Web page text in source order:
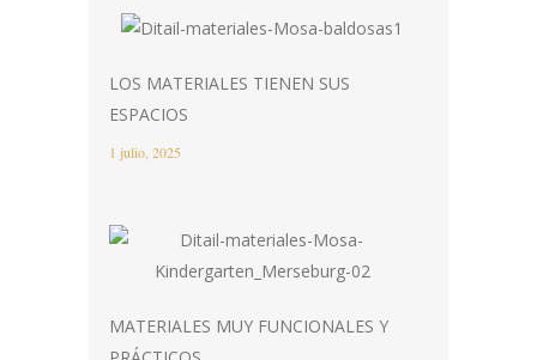
LOS MATERIALES TIENEN SUS
ESPACIOS
1 julio, 2025
MATERIALES MUY FUNCIONALES Y